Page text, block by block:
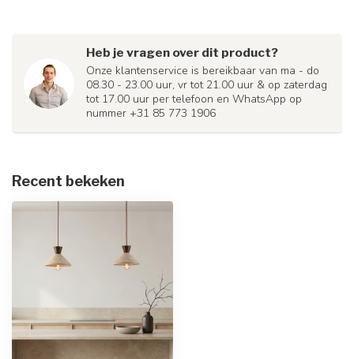
Heb je vragen over dit product?
Onze klantenservice is bereikbaar van ma - do
08.30 - 23.00 uur, vr tot 21.00 uur & op zaterdag
tot 17.00 uur per telefoon en WhatsApp op
nummer +31 85 773 1906
Recent bekeken